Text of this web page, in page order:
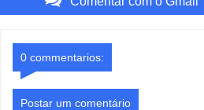
0 commentarios:
Postar um comentário